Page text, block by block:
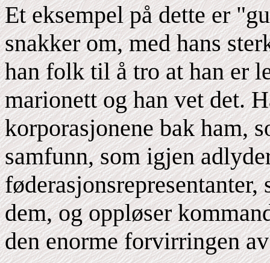
Et eksempel på dette er
snakker om, med hans
han folk til å tro at han er
marionett og han vet det.
korporasjonene bak ham,
samfunn, som igjen
dem, og oppløser
den enorme forvirringen